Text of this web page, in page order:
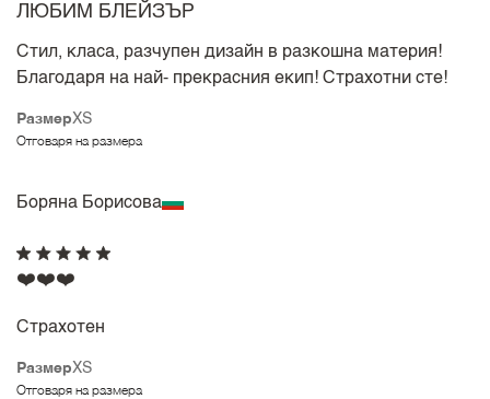
РазмерXS
Отговаря на размера
ЛЮБИМ БЛЕЙЗЪР
Стил, класа, разчупен дизайн в разкошна материя!
Благодаря на най- прекрасния екип! Страхотни сте!
Боряна Борисова
РазмерXS
Отговаря на размера
❤️❤️❤️
Страхотен